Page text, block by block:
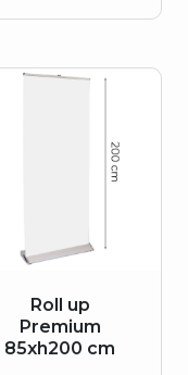
Roll up
Premium
85xh200 cm